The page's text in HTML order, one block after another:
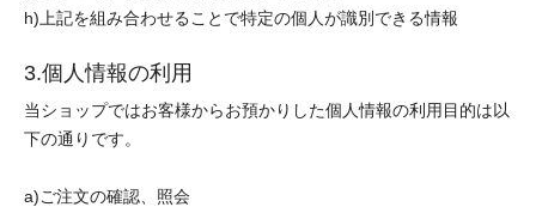
h)上記を組み合わせることで特定の個人が識別できる情報
3.個人情報の利用
当ショップではお客様からお預かりした個人情報の利用目的は以
下の通りです。
a)ご注文の確認、照会